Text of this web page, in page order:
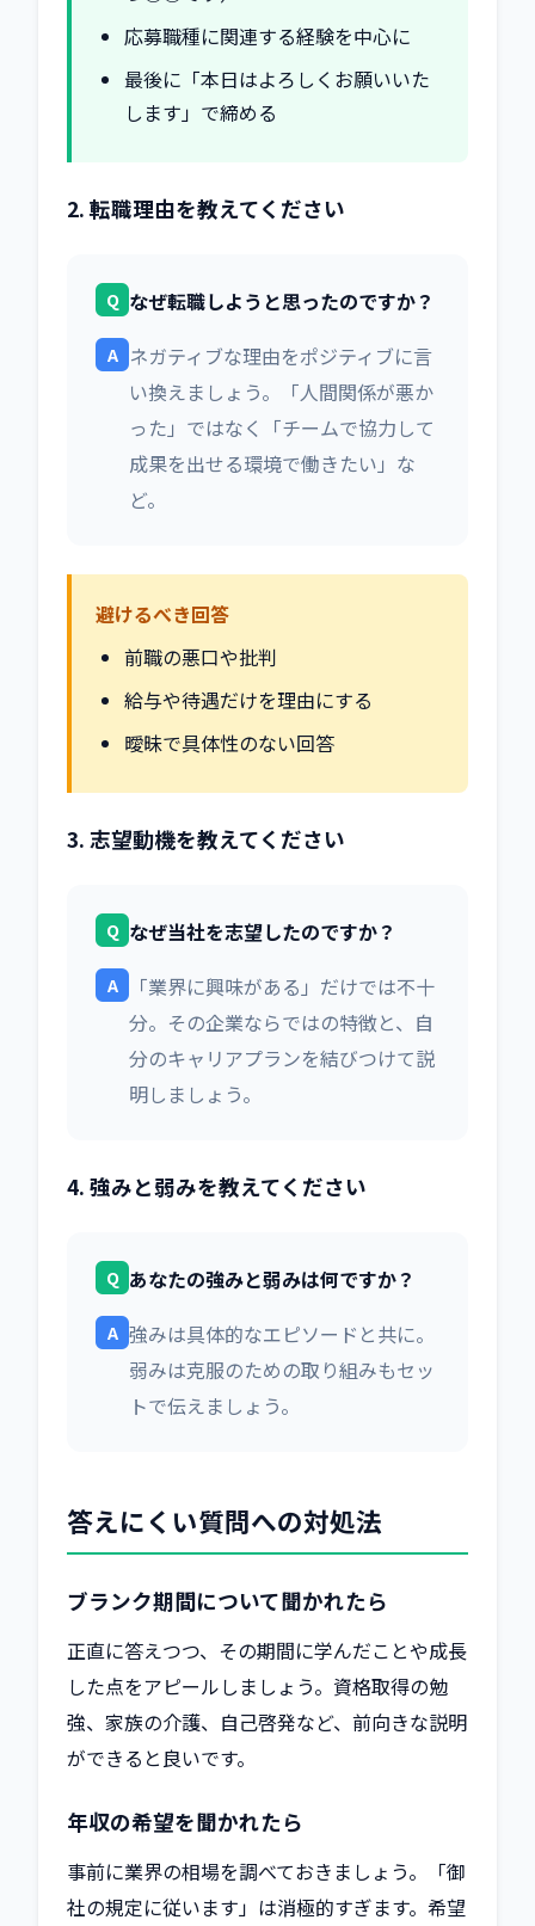
応募職種に関連する経験を中心に
最後に「本日はよろしくお願いいた
します」で締める
2. 転職理由を教えてください
Q なぜ転職しようと思ったのですか？
A ネガティブな理由をポジティブに言
い換えましょう。「人間関係が悪か
った」ではなく「チームで協力して
成果を出せる環境で働きたい」な
ど。
避けるべき回答
前職の悪口や批判
給与や待遇だけを理由にする
曖昧で具体性のない回答
3. 志望動機を教えてください
Q なぜ当社を志望したのですか？
A
「業界に興味がある」だけでは不十
分。その企業ならではの特徴と、自
分のキャリアプランを結びつけて説
明しましょう。
4. 強みと弱みを教えてください
Q あなたの強みと弱みは何ですか？
A 強みは具体的なエピソードと共に。
弱みは克服のための取り組みもセッ
トで伝えましょう。
答えにくい質問への対処法
ブランク期間について聞かれたら
正直に答えつつ、その期間に学んだことや成長
した点をアピールしましょう。資格取得の勉
強、家族の介護、自己啓発など、前向きな説明
ができると良いです。
年収の希望を聞かれたら
事前に業界の相場を調べておきましょう。「御
社の規定に従います」は消極的すぎます。希望